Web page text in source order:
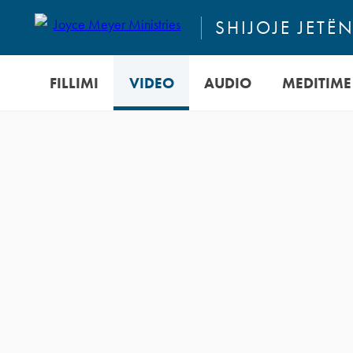
SHIJOJE
FILLIMI VIDEO AUDIO MEDITIME